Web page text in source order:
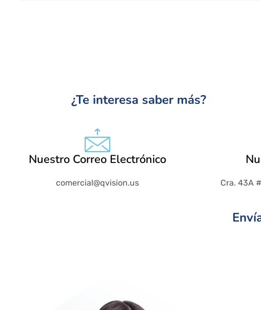
¿Te interesa saber más?
Nuestro Correo Electrónico
comercial@qvision.us Cra. 43A